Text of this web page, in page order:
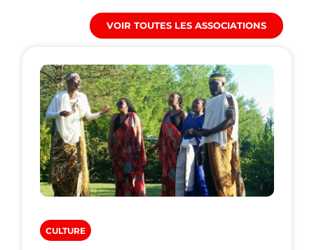
VOIR TOUTES LES ASSOCIATIONS
CULTURE